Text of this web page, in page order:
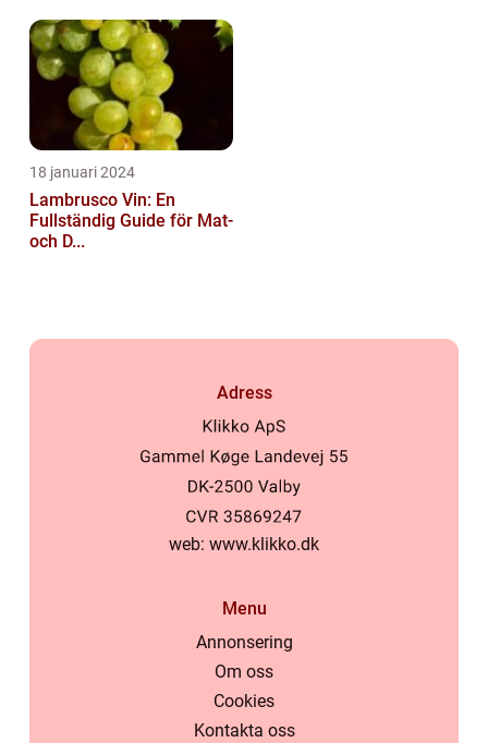
18 januari 2024
Lambrusco Vin: En
Fullständig Guide för Mat-
och D...
Adress
web: www.klikko.dk
Menu
Annonsering
Om oss
Cookies
Kontakta oss